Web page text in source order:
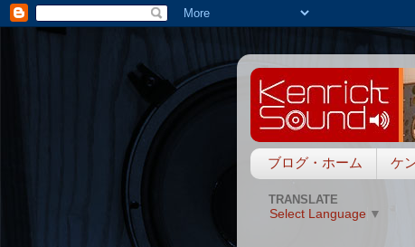
ブログ・ホーム ケ
TRANSLATE
Select Language ▼